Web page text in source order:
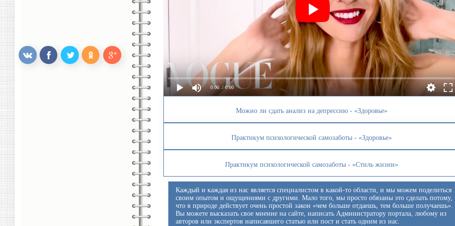
0:00 / 0:00
Можно ли сдать анализ на депрессию - «Здоровье»
Практикум психологической самозаботы - «Здоровье»
Практикум психологической самозаботы - «Стиль жизни»
Каждый и каждая из нас является специалистом в какой-то области, и мы можем поделиться
своим опытом и ощущениями с другими. Мало того, мы просто обязаны это сделать потому,
что в природе действует очень простой закон «чем больше отдаешь, тем больше получаешь».
Вы можете высказать свое мнение на сайте, написать Администратору портала, любому из
авторов или экспертов написавшего статью или пост и стать одним из нас.